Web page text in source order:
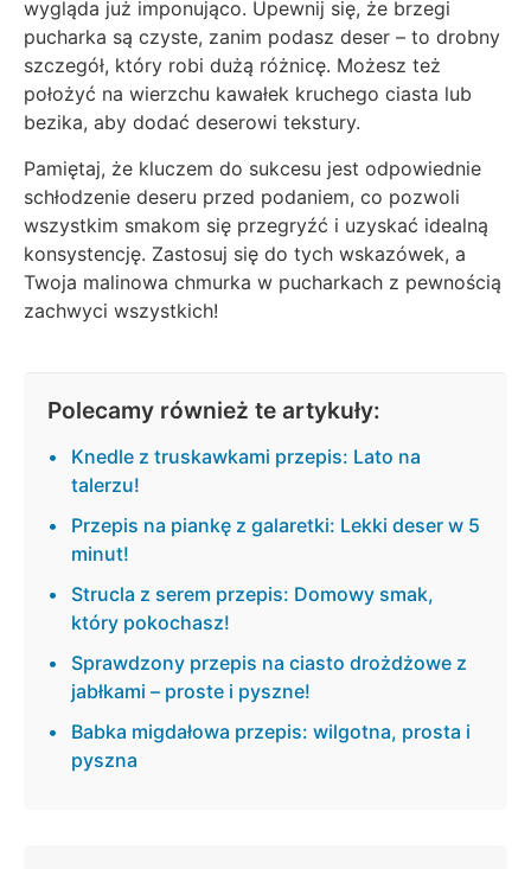
wygląda już imponująco. Upewnij się, że brzegi
pucharka są czyste, zanim podasz deser – to drobny
szczegół, który robi dużą różnicę. Możesz też
położyć na wierzchu kawałek kruchego ciasta lub
bezika, aby dodać deserowi tekstury.
Pamiętaj, że kluczem do sukcesu jest odpowiednie
schłodzenie deseru przed podaniem, co pozwoli
wszystkim smakom się przegryźć i uzyskać idealną
konsystencję. Zastosuj się do tych wskazówek, a
Twoja malinowa chmurka w pucharkach z pewnością
zachwyci wszystkich!
Polecamy również te artykuły:
Knedle z truskawkami przepis: Lato na
talerzu!
Przepis na piankę z galaretki: Lekki deser w 5
minut!
Strucla z serem przepis: Domowy smak,
który pokochasz!
Sprawdzony przepis na ciasto drożdżowe z
jabłkami – proste i pyszne!
Babka migdałowa przepis: wilgotna, prosta i
pyszna